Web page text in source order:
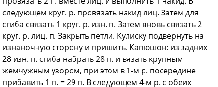
следующем круг. р. провязать накид лиц. Затем для
сгиба связать 1 круг. р. изн. п. Затем вновь связать 2
круг. р. лиц. п. Закрыть петли. Кулиску подвернуть на
изнаночную сторону и пришить. Капюшон: из задних
28 изн. п. сгиба набрать 28 п. и вязать крупным
жемчужным узором, при этом в 1-м р. посередине
прибавить 1 п. = 29 п. В следующем 4-м р. с обеих